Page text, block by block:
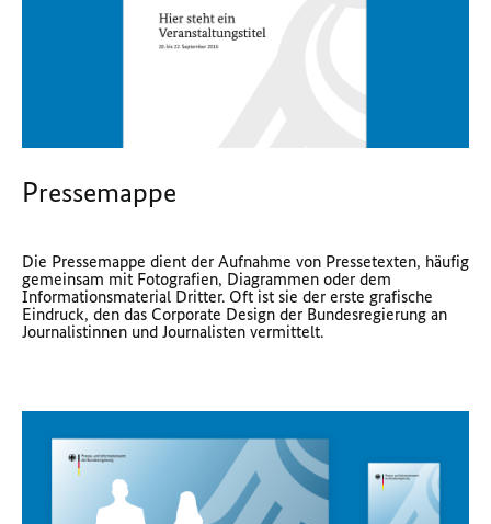
Pressemappe
Die Pressemappe dient der Aufnahme von Pressetexten, häufig
gemeinsam mit Fotografien, Diagrammen oder dem
Informationsmaterial Dritter. Oft ist sie der erste grafische
Eindruck, den das Corporate Design der Bundesregierung an
Journalistinnen und Journalisten vermittelt.